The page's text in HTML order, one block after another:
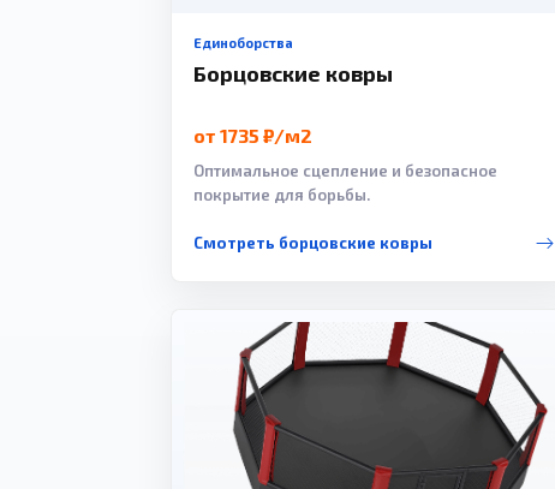
Единоборства
Борцовские ковры
от 1735 ₽/м2
Оптимальное сцепление и безопасное
покрытие для борьбы.
Смотреть борцовские ковры